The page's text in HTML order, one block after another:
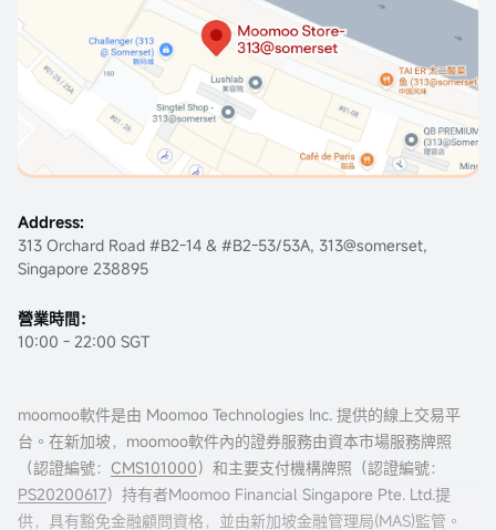
Address:
313 Orchard Road #B2-14 & #B2-53/53A, 313@somerset,
Singapore 238895
營業時間：
10:00 - 22:00 SGT
moomoo軟件是由 Moomoo Technologies Inc. 提供的線上交易平
台。在新加坡，moomoo軟件內的證券服務由資本市場服務牌照
（認證編號： CMS101000）和主要支付機構牌照（認證編號：
PS20200617）持有者Moomoo Financial Singapore Pte. Ltd.提
供，具有豁免金融顧問資格，並由新加坡金融管理局(MAS)監管。